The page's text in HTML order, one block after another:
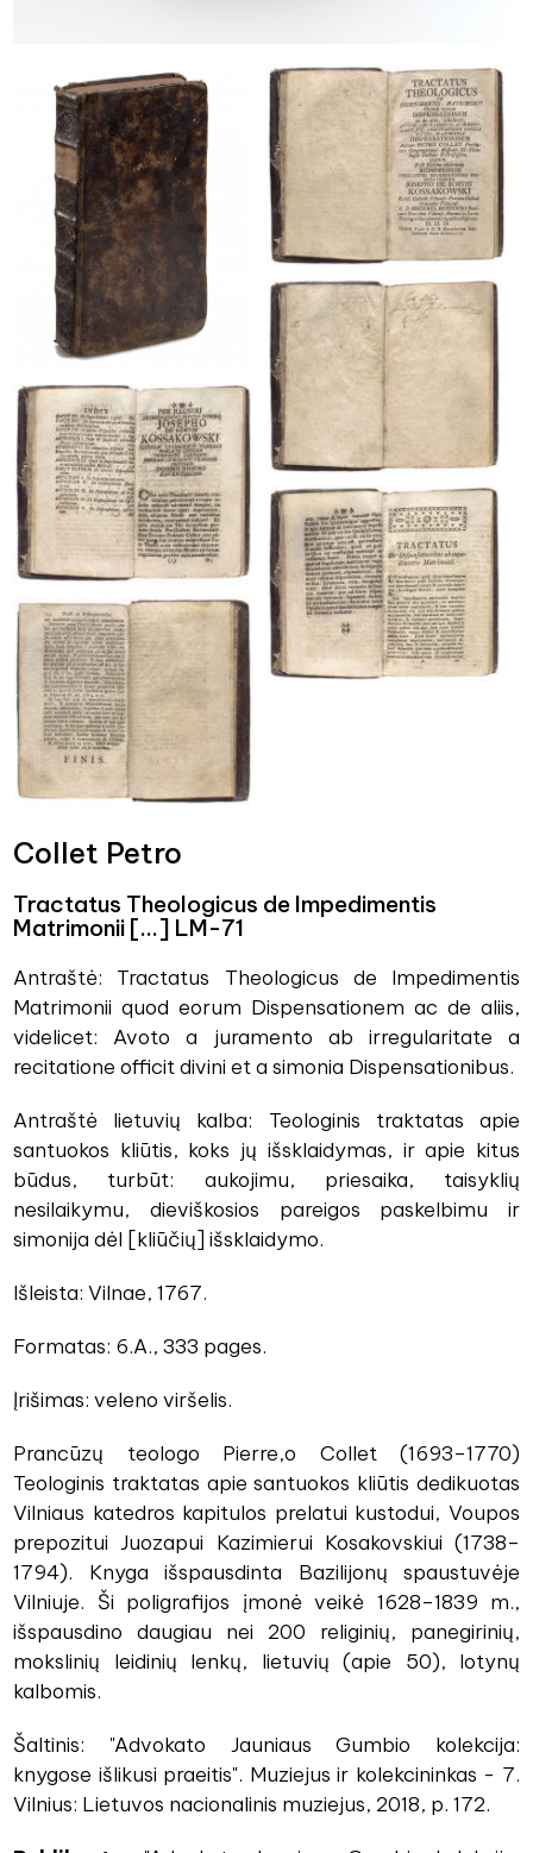
Collet Petro
Tractatus Theologicus de Impedimentis
Matrimonii [...] LM-71
Antraštė: Tractatus Theologicus de Impedimentis
Matrimonii quod eorum Dispensationem ac de aliis,
videlicet: Avoto a juramento ab irregularitate a
recitatione officit divini et a simonia Dispensationibus.
Antraštė lietuvių kalba: Teologinis traktatas apie
santuokos kliūtis, koks jų išsklaidymas, ir apie kitus
būdus, turbūt: aukojimu, priesaika, taisyklių
nesilaikymu, dieviškosios pareigos paskelbimu ir
simonija dėl [kliūčių] išsklaidymo.
Išleista: Vilnae, 1767.
Formatas: 6.A., 333 pages.
Įrišimas: veleno viršelis.
Prancūzų teologo Pierre,o Collet (1693–1770)
Teologinis traktatas apie santuokos kliūtis dedikuotas
Vilniaus katedros kapitulos prelatui kustodui, Voupos
prepozitui Juozapui Kazimierui Kosakovskiui (1738–
1794). Knyga išspausdinta Bazilijonų spaustuvėje
Vilniuje. Ši poligrafijos įmonė veikė 1628–1839 m.,
išspausdino daugiau nei 200 religinių, panegirinių,
mokslinių leidinių lenkų, lietuvių (apie 50), lotynų
kalbomis.
Šaltinis: "Advokato Jauniaus Gumbio kolekcija:
knygose išlikusi praeitis". Muziejus ir kolekcininkas - 7.
Vilnius: Lietuvos nacionalinis muziejus, 2018, p. 172.